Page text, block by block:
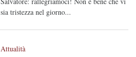
sia tristezza nel giorno...
Attualità